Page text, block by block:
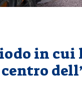
in cui